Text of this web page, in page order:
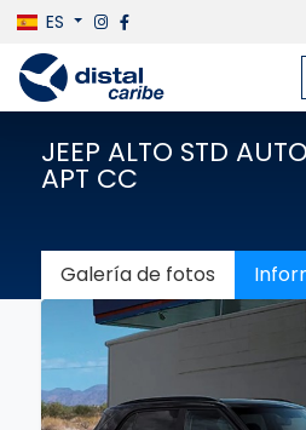
ES
JEEP ALTO STD
APT CC
Galería de fotos